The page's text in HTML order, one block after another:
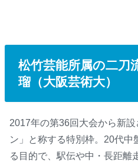
松竹芸能所属の二
瑠（大阪芸術大）
2017年の第36回大会から新
ン」と称する特別枠。20代中
る目的で、駅伝や中・長距離